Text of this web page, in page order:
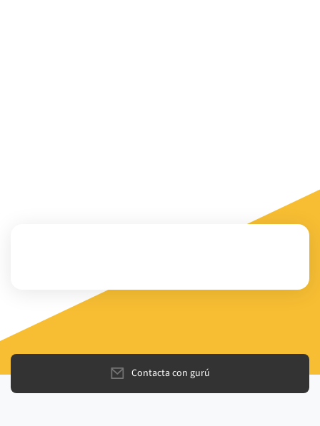
Contacta con gurú